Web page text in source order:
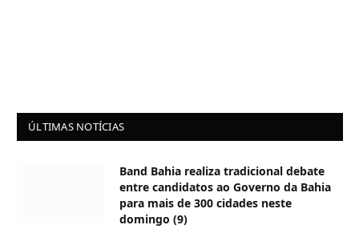
ÚLTIMAS NOTÍCIAS
Band Bahia realiza tradicional debate
entre candidatos ao Governo da Bahia
para mais de 300 cidades neste
domingo (9)